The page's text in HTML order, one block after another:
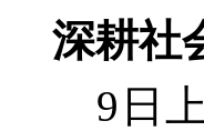
深耕社
9 日